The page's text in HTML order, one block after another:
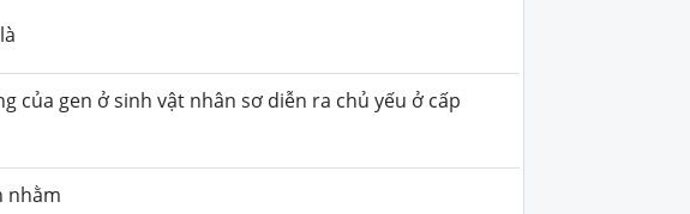
của gen ở sinh vật nhân sơ diễn ra chủ yếu ở cấp
nhằm